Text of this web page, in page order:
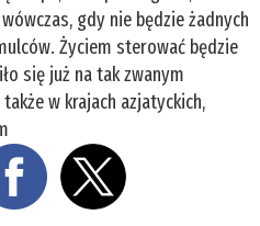
gdy nie będzie żadnych
Życiem sterować będzie
się już na tak zwanym
w krajach azjatyckich,